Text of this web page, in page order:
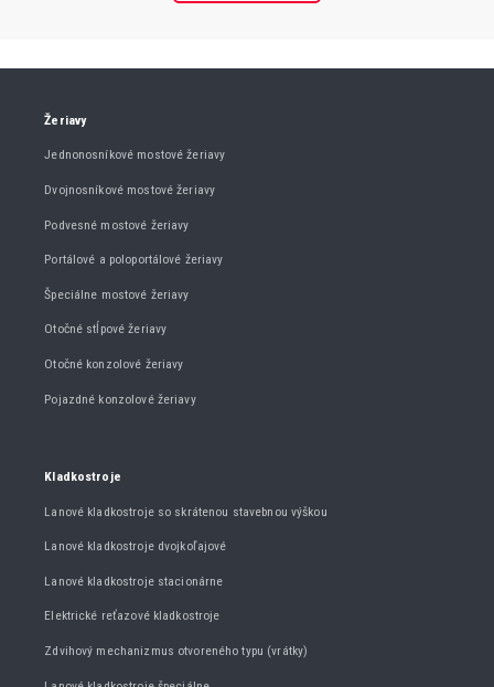
Žeriavy
Jednonosníkové mostové žeriavy
Dvojnosníkové mostové žeriavy
Podvesné mostové žeriavy
Portálové a poloportálové žeriavy
Špeciálne mostové žeriavy
Otočné stĺpové žeriavy
Otočné konzolové žeriavy
Pojazdné konzolové žeriavy
Kladkostroje
Lanové kladkostroje so skrátenou stavebnou výškou
Lanové kladkostroje dvojkoľajové
Lanové kladkostroje stacionárne
Elektrické reťazové kladkostroje
Zdvihový mechanizmus otvoreného typu (vrátky)